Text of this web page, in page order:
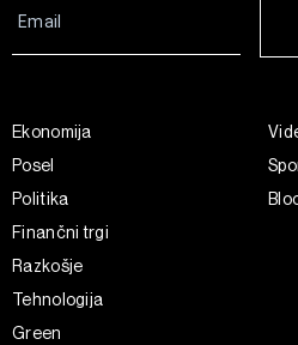
Ekonomija
Posel
Politika
Finančni trgi
Razkošje
Tehnologija
Green